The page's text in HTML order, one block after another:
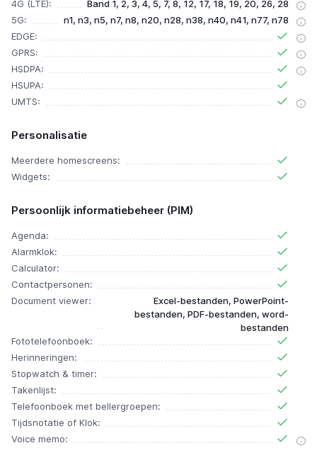
4G (LTE):
Band 1, 2, 3, 4, 5, 7, 8, 12, 17, 18, 19, 20, 26, 28
5G:
n1, n3, n5, n7, n8, n20, n28, n38, n40, n41, n77, n78
EDGE:
GPRS:
HSDPA:
HSUPA:
UMTS:
Personalisatie
Meerdere homescreens:
Widgets:
Persoonlijk informatiebeheer (PIM)
Agenda:
Alarmklok:
Calculator:
Contactpersonen:
Document viewer:
Excel-bestanden, PowerPoint-
bestanden, PDF-bestanden, word-
bestanden
Fototelefoonboek:
Herinneringen:
Stopwatch & timer:
Takenlijst:
Telefoonboek met bellergroepen:
Tijdsnotatie of Klok:
Voice memo: